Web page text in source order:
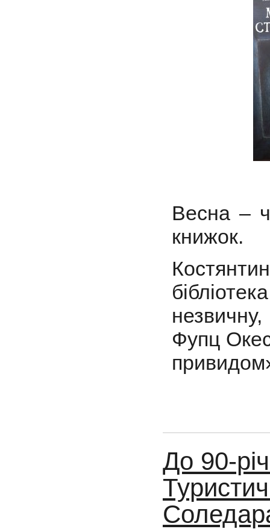
Весна –
книжок.
Фупц
До 90-